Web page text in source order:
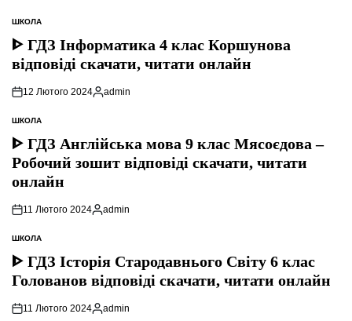
ОПУБЛІКУВАТИ
У
ШКОЛА
ᐈ ГДЗ Інформатика 4 клас Коршунова
відповіді скачати, читати онлайн
12 Лютого 2024
Опубліковано
admin
ОПУБЛІКУВАТИ
У
ШКОЛА
ᐈ ГДЗ Англійська мова 9 клас Мясоєдова –
Робочий зошит відповіді скачати, читати
онлайн
11 Лютого 2024
Опубліковано
admin
ОПУБЛІКУВАТИ
У
ШКОЛА
ᐈ ГДЗ Історія Стародавнього Свiту 6 клас
Голованов відповіді скачати, читати онлайн
11 Лютого 2024
Опубліковано
admin